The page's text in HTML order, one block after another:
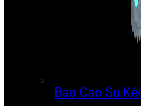
Bao Cao Su